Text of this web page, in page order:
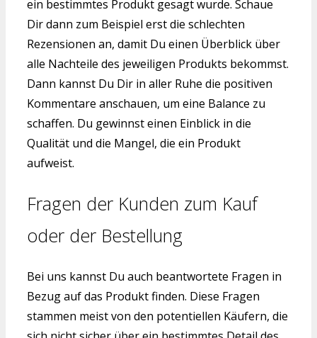
ein bestimmtes Produkt gesagt wurde. Schaue
Dir dann zum Beispiel erst die schlechten
Rezensionen an, damit Du einen Überblick über
alle Nachteile des jeweiligen Produkts bekommst.
Dann kannst Du Dir in aller Ruhe die positiven
Kommentare anschauen, um eine Balance zu
schaffen. Du gewinnst einen Einblick in die
Qualität und die Mangel, die ein Produkt
aufweist.
Fragen der Kunden zum Kauf
oder der Bestellung
Bei uns kannst Du auch beantwortete Fragen in
Bezug auf das Produkt finden. Diese Fragen
stammen meist von den potentiellen Käufern, die